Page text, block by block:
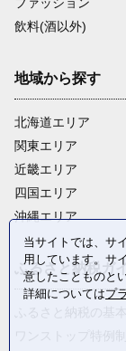
ファッション
飲料(酒以外)
地域から探す
北海道エリア
関東エリア
近畿エリア
四国エリア
沖縄エリア
ふるさと納税ガ
ふるさと納税の基
ワンストップ特例
当サイトでは、サ
用しています。サ
意したことものと
詳細についてはプ